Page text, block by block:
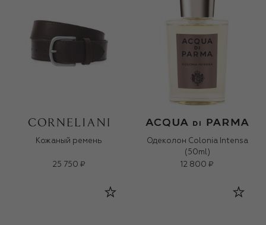
Кожаный ремень
25 750 ₽
Одеколон Colonia Intensa
(50ml)
12 800 ₽